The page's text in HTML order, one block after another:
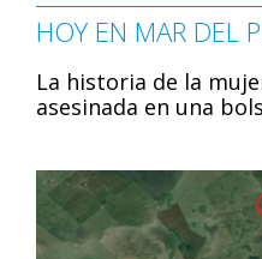
HOY EN MAR DEL
La historia de la
asesinada en una